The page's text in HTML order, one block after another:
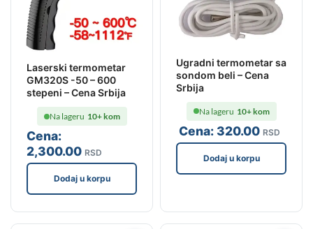
Laserski termometar
GM320S -50 – 600
stepeni – Cena Srbija
Cena:
2,300.00 RSD
Na lageru 10+ kom
Dodaj u korpu
Ugradni termometar sa
sondom beli – Cena
Srbija
Cena:320.00 RSD
Na lageru 10+ kom
Dodaj u korpu